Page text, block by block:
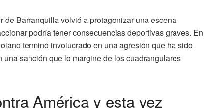
Barranquilla volvió a protagonizar una escena
podría tener consecuencias deportivas graves. En
terminó involucrado en una agresión que ha sido
sanción que lo margine de los cuadrangulares
América y esta vez